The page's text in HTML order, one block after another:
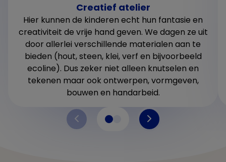
Creatief atelier
Hier kunnen de kinderen echt hun fantasie en
creativiteit de vrije hand geven. We dagen ze uit
door allerlei verschillende materialen aan te
bieden (hout, steen, klei, verf en bijvoorbeeld
ecoline). Dus zeker niet alleen knutselen en
tekenen maar ook ontwerpen, vormgeven,
bouwen en handarbeid.